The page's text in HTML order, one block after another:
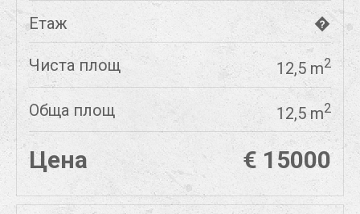
Етаж �
Чиста площ 12,5 m2
Обща площ 12,5 m2
Цена € 15000